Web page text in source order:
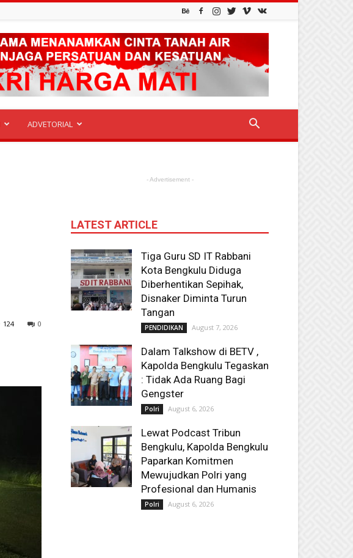
ADVETORIAL
0
124
- Advertisement -
LATEST ARTICLE
Tiga Guru SD IT Rabbani
Kota Bengkulu Diduga
Diberhentikan Sepihak,
Disnaker Diminta Turun
Tangan
PENDIDIKAN August 7, 2026
Dalam Talkshow di BETV ,
Kapolda Bengkulu Tegaskan
: Tidak Ada Ruang Bagi
Gengster
Polri August 6, 2026
Lewat Podcast Tribun
Bengkulu, Kapolda Bengkulu
Paparkan Komitmen
Mewujudkan Polri yang
Profesional dan Humanis
Polri August 6, 2026